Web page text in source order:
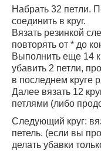
Набрать 32 петли.
соединить в круг.
Вязать резинкой
повторять от * до
Выполнить еще 14
убавить 2 петли,
в последнем круге
Далее вязать 12
петлями (либо
Следующий круг:
петель. (если вы
делать убавки